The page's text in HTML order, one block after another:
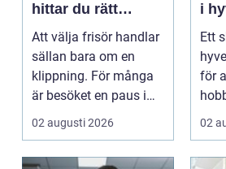
hittar du rätt
salong för stil,
kvalitet och känsla
Att välja frisör handlar
sällan bara om en
klippning. För många
är besöket en paus i
vardagen, ett s...
02 augusti 2026
i
Ett
för
02